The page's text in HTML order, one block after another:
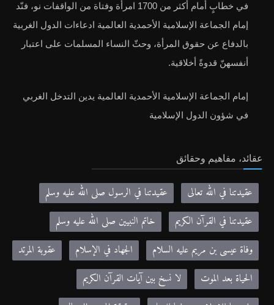
في خطابٍ أمام أكثر من 1700 امرأة وفتاة من الواقفات نو، فنّد
إمام الجماعة الإسلامية الأحمدية العالمية ادعاءات الدول الغربية
بالدفاع عن حقوق المرأة، وحثّ النساء المسلمات على اعتبار
أنفسهنّ قدوةً أخلاقية.
إمام الجماعة الإسلامية الأحمدية العالمية يدين التدخل الغربي
في شؤون الدول الإسلامية
عقائد، مفاهيم وحقائق
عقيدتنا في الله تعالى
عقيدتنا في الرسول صلى الله عليه وسلم
عقيدتنا في القرآن الكريم
خاتم النبيين صلى الله عليه وسلم
وفاة عيسى بن مريم عليه السلام
الجهاد في الإسلام
عقوبة المرتد
الحياة بعد الموت
لا نسخ بين آيات القرآن الكريم